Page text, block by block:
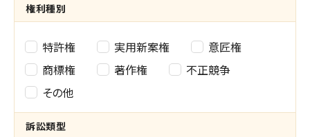
権利種別
権
利
種
別
特許権 実用新案権
意匠権
商標権
著作権
不正競争
その他
訴訟類型